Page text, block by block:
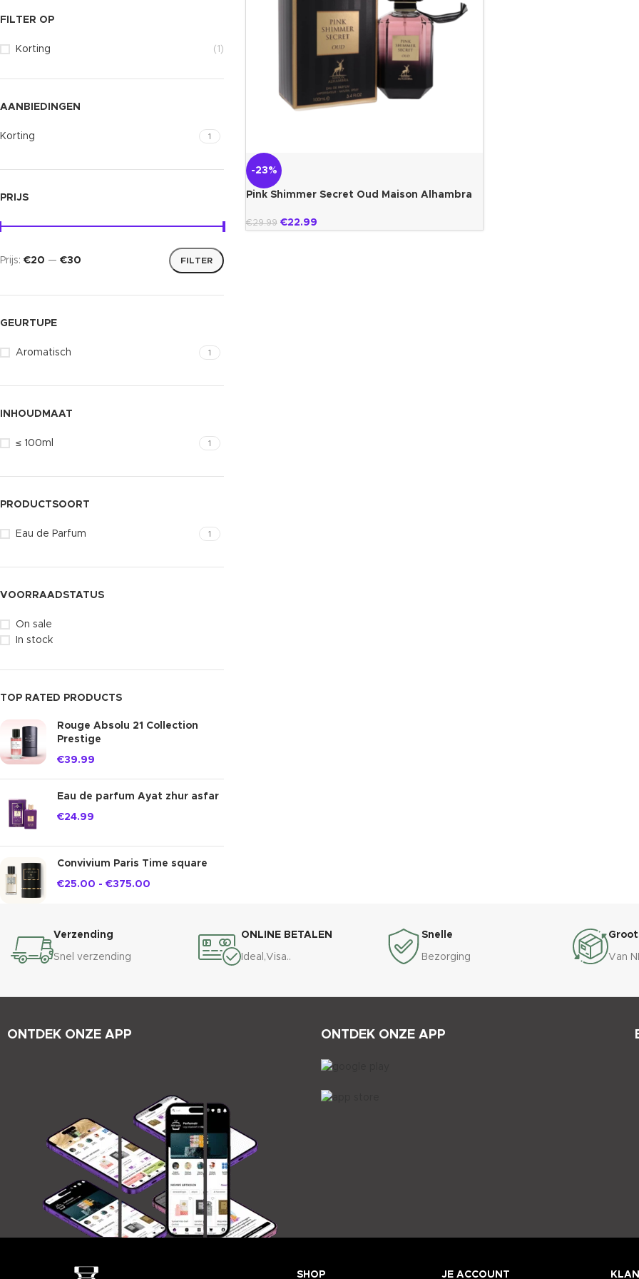
FILTER OP
Korting (1)
AANBIEDINGEN
Korting 1
PRIJS
FILTER
Prijs: €20 — €30
GEURTUPE
Aromatisch 1
INHOUDMAAT
≤ 100ml 1
PRODUCTSOORT
Eau de Parfum 1
VOORRAADSTATUS
On sale
In stock
TOP RATED PRODUCTS
Rouge Absolu 21 Collection
Prestige
€39.99
Eau de parfum Ayat zhur asfar
€24.99
Convivium Paris Time square
€25.00 - €375.00
-23%
Pink Shimmer Secret Oud Maison Alhambra
€29.99 €22.99
Verzending
Snel verzending
ONLINE BETALEN
Ideal,Visa..
Snelle
Bezorging Van
ONTDEK ONZE APP ONTDEK ONZE APP
SHOP JE ACCOUNT